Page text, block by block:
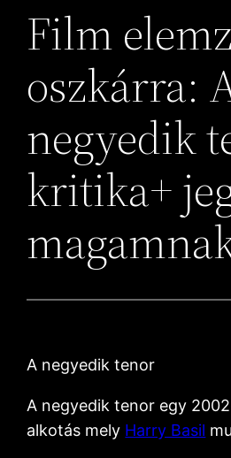
Film
oszkárra:
negyedik
kritika+
A negyedik tenor
A negyedik tenor egy
alkotás mely Harry Basil